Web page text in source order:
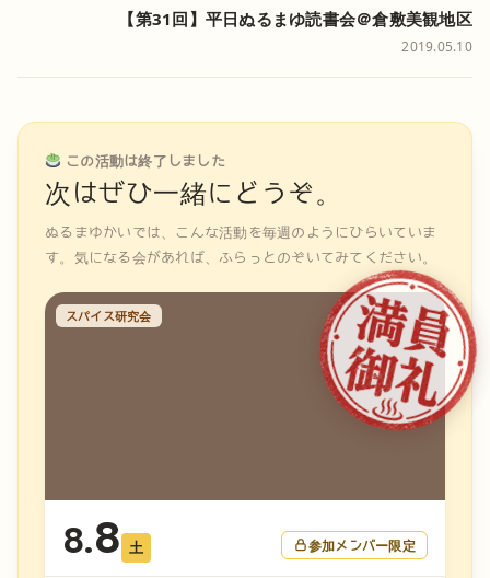
【第31回】平日ぬるまゆ読書会＠倉敷美観地区
2019.05.10
この活動は終了しました
次はぜひ一緒にどうぞ。
ぬるまゆかいでは、こんな活動を毎週のようにひらいていま
す。気になる会があれば、ふらっとのぞいてみてください。
スパイス研究会
8.8 土 参加メンバー限定